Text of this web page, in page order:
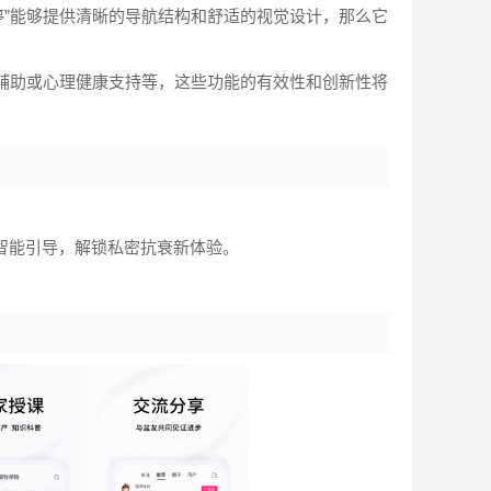
能够提供清晰的导航结构和舒适的视觉设计，那么它
助或心理健康支持等，这些功能的有效性和创新性将
引导，解锁私密抗衰新体验。